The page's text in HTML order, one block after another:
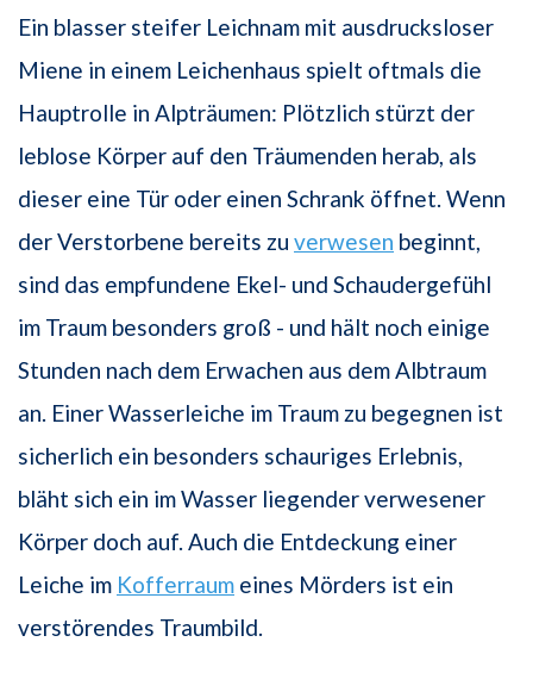
Ein blasser steifer Leichnam mit ausdrucksloser
Miene in einem Leichenhaus spielt oftmals die
Hauptrolle in Alpträumen: Plötzlich stürzt der
leblose Körper auf den Träumenden herab, als
dieser eine Tür oder einen Schrank öffnet. Wenn
der Verstorbene bereits zu verwesen beginnt,
sind das empfundene Ekel- und Schaudergefühl
im Traum besonders groß - und hält noch einige
Stunden nach dem Erwachen aus dem Albtraum
an. Einer Wasserleiche im Traum zu begegnen ist
sicherlich ein besonders schauriges Erlebnis,
bläht sich ein im Wasser liegender verwesener
Körper doch auf. Auch die Entdeckung einer
Leiche im Kofferraum eines Mörders ist ein
verstörendes Traumbild.